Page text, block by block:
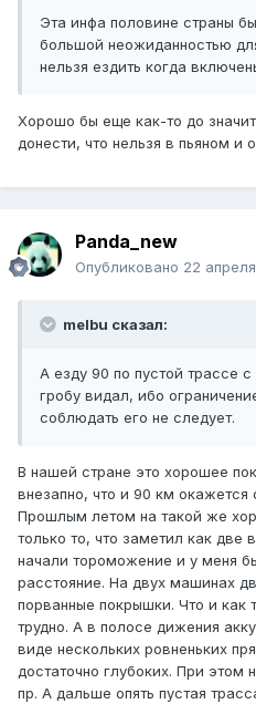
Эта инфа половине страны
большой неожиданностью
нельзя ездить когда
Хорошо бы еще как-то до
донести, что нельзя в пьяном и
Panda_new
Опубликовано 22
melbu сказал:
А езду 90 по пустой трассе
гробу видал, ибо
соблюдать его не следует.
В нашей стране это хорошее
внезапно, что и 90 км
Прошлым летом на такой же
только то, что заметил как
начали тороможение и у меня
расстояние. На двух машинах
порванные покрышки. Что и как
трудно. А в полосе дижения
виде нескольких ровненьких
достаточно глубоких. При этом
пр. А дальше опять пустая